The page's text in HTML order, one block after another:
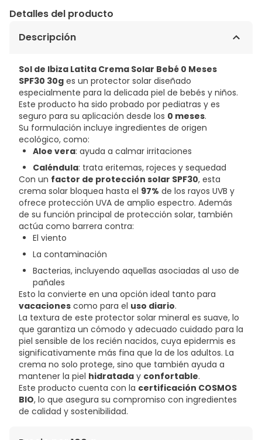
Detalles del producto
Descripción
Sol de Ibiza Latita Crema Solar Bebé 0 Meses
SPF30 30g es un protector solar diseñado
especialmente para la delicada piel de bebés y niños.
Este producto ha sido probado por pediatras y es
seguro para su aplicación desde los 0 meses.
Su formulación incluye ingredientes de origen
ecológico, como:
Aloe vera: ayuda a calmar irritaciones
Caléndula: trata eritemas, rojeces y sequedad
Con un factor de protección solar SPF30, esta
crema solar bloquea hasta el 97% de los rayos UVB y
ofrece protección UVA de amplio espectro. Además
de su función principal de protección solar, también
actúa como barrera contra:
El viento
La contaminación
Bacterias, incluyendo aquellas asociadas al uso de
pañales
Esto la convierte en una opción ideal tanto para
vacaciones como para el uso diario.
La textura de este protector solar mineral es suave, lo
que garantiza un cómodo y adecuado cuidado para la
piel sensible de los recién nacidos, cuya epidermis es
significativamente más fina que la de los adultos. La
crema no solo protege, sino que también ayuda a
mantener la piel hidratada y confortable.
Este producto cuenta con la certificación COSMOS
BIO, lo que asegura su compromiso con ingredientes
de calidad y sostenibilidad.